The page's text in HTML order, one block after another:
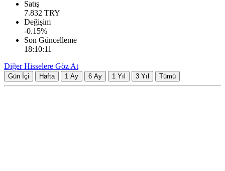
Satış
7.832 TRY
Değişim
-0.15%
Son Güncelleme
18:10:11
Diğer Hisselere Göz At
Gün İçi Hafta 1 Ay 6 Ay 1 Yıl 3 Yıl Tümü